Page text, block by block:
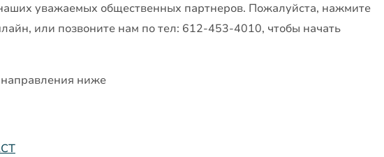
уважаемых общественных партнеров. Пожалуйста, нажмите
или позвоните нам по тел: 612-453-4010, чтобы начать
ниже